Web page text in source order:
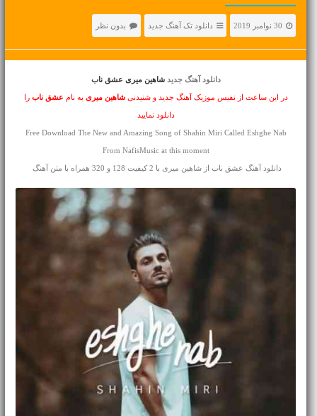
30 نوامبر 2019 دانلود تک آهنگ جدید بدون نظر
دانلود آهنگ جدید شاهین میری عشق ناب
در این ساعت از نفیس موزیک آهنگ جدید و شنیدنیشاهین میری به نام عشق ناب را
دانلود نمایید
Free Download The New and Amazing Song of Shahin Miri Called Eshghe Nab
From NafisMusic at this moment
دانلود آهنگ عشق ناب از شاهین میری با 2 کیفیت 128 و 320 همراه با متن آهنگ